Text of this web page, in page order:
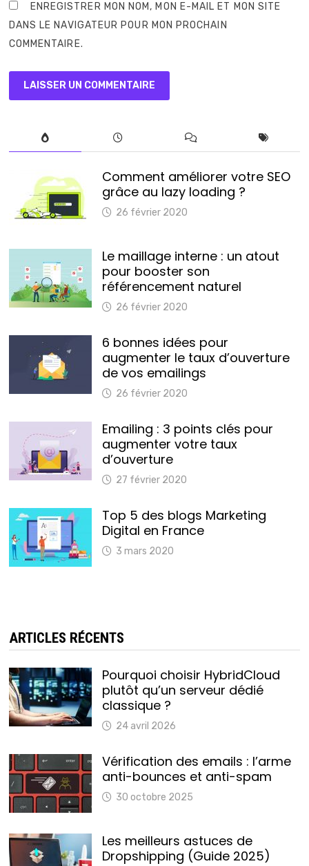
ENREGISTRER MON NOM, MON E-MAIL ET MON SITE
DANS LE NAVIGATEUR POUR MON PROCHAIN
COMMENTAIRE.
Comment améliorer votre SEO
grâce au lazy loading ?
26 février 2020
Le maillage interne : un atout
pour booster son
référencement naturel
26 février 2020
6 bonnes idées pour
augmenter le taux d’ouverture
de vos emailings
26 février 2020
Emailing : 3 points clés pour
augmenter votre taux
d’ouverture
27 février 2020
Top 5 des blogs Marketing
Digital en France
3 mars 2020
ARTICLES RÉCENTS
Pourquoi choisir HybridCloud
plutôt qu’un serveur dédié
classique ?
24 avril 2026
Vérification des emails : l’arme
anti-bounces et anti-spam
30 octobre 2025
Les meilleurs astuces de
Dropshipping (Guide 2025)